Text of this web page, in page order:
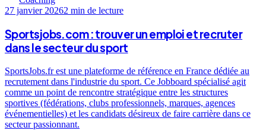
27 janvier 20262 min de lecture
Sportsjobs.com : trouver un emploi et recruter
dans le secteur du sport
SportsJobs.fr est une plateforme de référence en France dédiée au
recrutement dans l'industrie du sport. Ce Jobboard spécialisé agit
comme un point de rencontre stratégique entre les structures
sportives (fédérations, clubs professionnels, marques, agences
événementielles) et les candidats désireux de faire carrière dans ce
secteur passionnant.